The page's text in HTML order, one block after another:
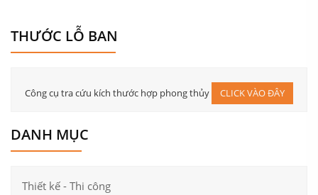
THƯỚC LỖ BAN
Công cụ tra cứu kích thước hợp phong thủy CLICK VÀO ĐÂY
DANH MỤC
Thiết kế - Thi công